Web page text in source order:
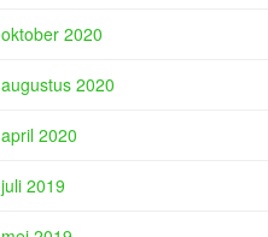
oktober 2020
augustus 2020
april 2020
juli 2019